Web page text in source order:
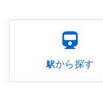
駅から探す